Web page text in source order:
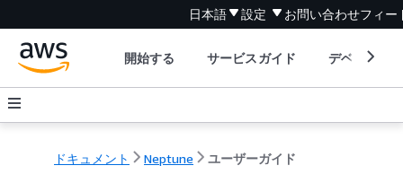
日本語 設定 お問い合わせフィー
開始する サービスガイド デベロッパ
ドキュメント Neptune ユーザーガイド